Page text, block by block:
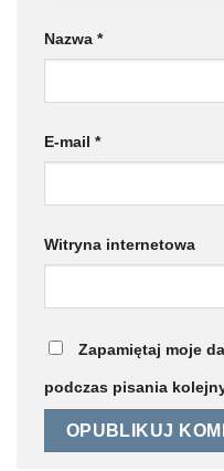
Nazwa *
E-mail *
Witryna internetowa
Zapamiętaj moje
podczas pisania